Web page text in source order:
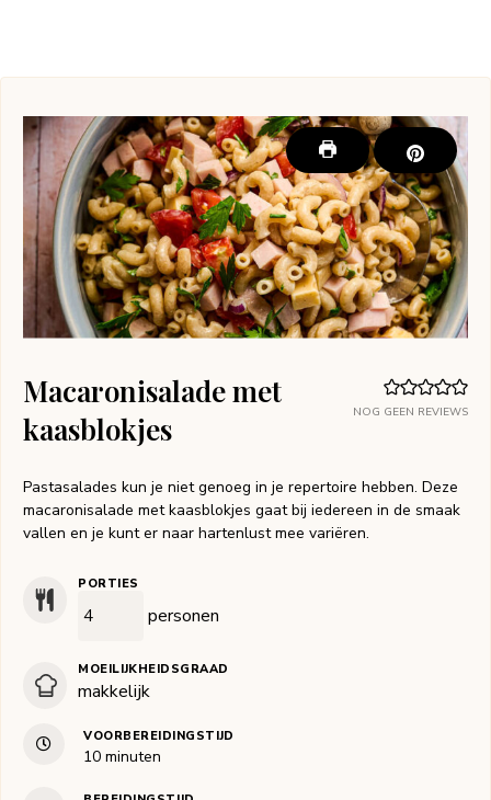
NOG GEEN REVIEWS
Macaronisalade met
kaasblokjes
Pastasalades kun je niet genoeg in je repertoire hebben. Deze
macaronisalade met kaasblokjes gaat bij iedereen in de smaak
vallen en je kunt er naar hartenlust mee variëren.
PORTIES
personen
MOEILIJKHEIDSGRAAD
makkelijk
VOORBEREIDINGSTIJD
10minuten
minuten